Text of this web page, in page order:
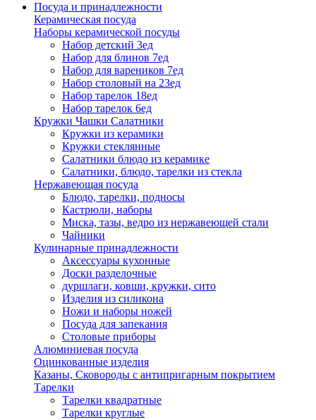
Посуда и принадлежности
Керамическая посуда
Наборы керамической посуды
Набор детский 3ед
Набор для блинов 7ед
Набор для вареников 7ед
Набор столовый на 23ед
Набор тарелок 18ед
Набор тарелок 6ед
Кружки Чашки Салатники
Кружки из керамики
Кружки стеклянные
Салатники блюдо из керамике
Салатники, блюдо, тарелки из стекла
Нержавеющая посуда
Блюдо, тарелки, подносы
Кастрюли, наборы
Миска, тазы, ведро из нержавеющей стали
Чайники
Кулинарные принадлежности
Аксессуары кухонные
Доски разделочные
дуршлаги, ковши, кружки, сито
Изделия из силикона
Ножи и наборы ножей
Посуда для запекания
Столовые приборы
Алюминиевая посуда
Оцинкованные изделия
Казаны, Сковороды с антипригарным покрытием
Тарелки
Тарелки квадратные
Тарелки круглые